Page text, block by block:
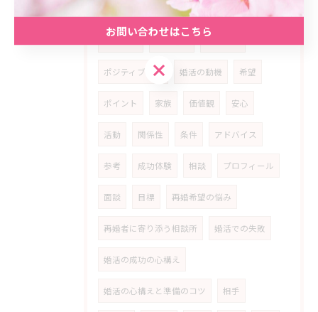
アピール 学ぶ 考え方 子供
ポジティブ思考 婚活の動機 希望
ポイント 家族 価値観 安心
活動 関係性 条件 アドバイス
参考 成功体験 相談 プロフィール
面談 目標 再婚希望の悩み
再婚者に寄り添う相談所 婚活での失敗
婚活の成功の心構え
婚活の心構えと準備のコツ 相手
お問い合わせはこちら
お問い合わせはこちら